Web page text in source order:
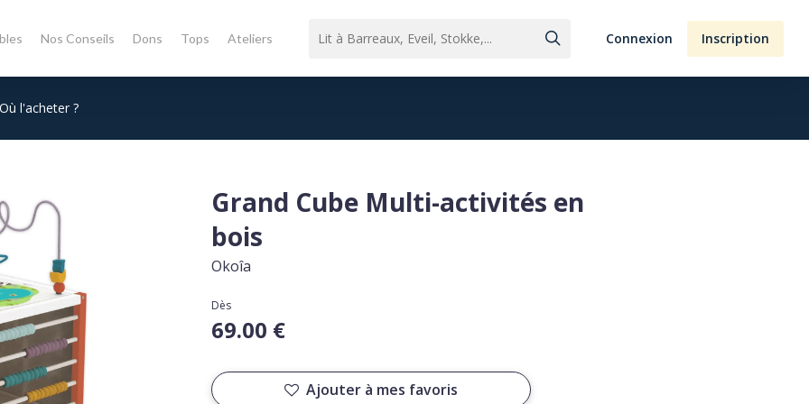
Nos Conseils Dons Tops Ateliers Connexion Inscription
Où l'acheter ?
Grand Cube Multi-activités en
bois
Okoîa
Dès
69.00 €
Ajouter à mes favoris